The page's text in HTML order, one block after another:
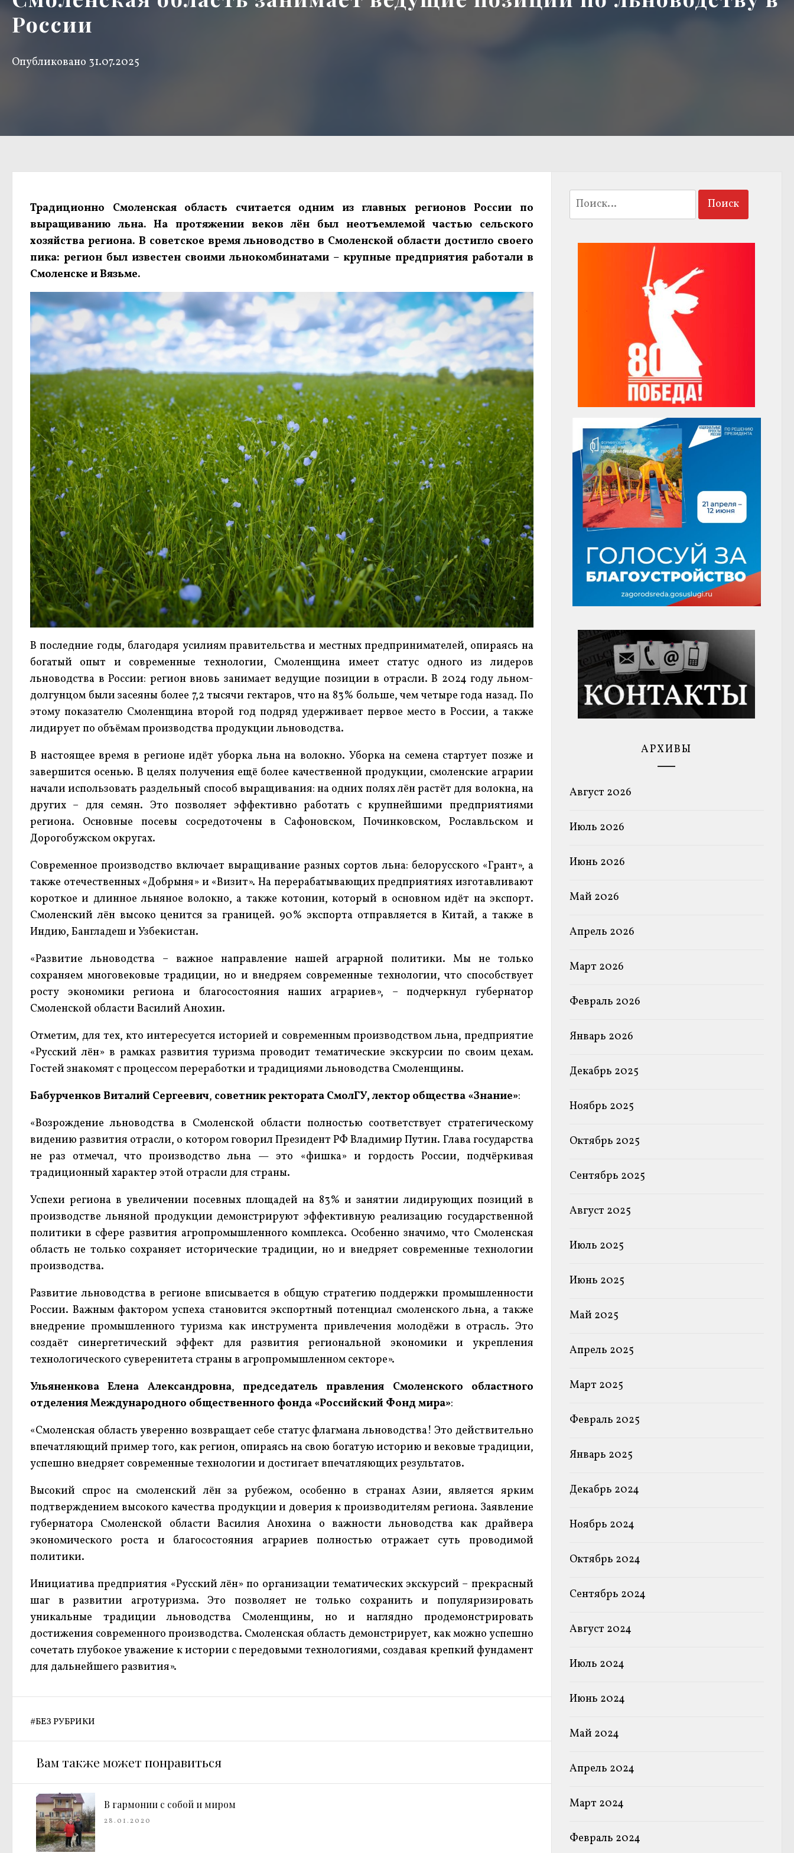
России
Опубликовано 31.07.2025
Традиционно Смоленская область считается одним из главных регионов России по
выращиванию льна. На протяжении веков лён был неотъемлемой частью сельского
хозяйства региона. В советское время льноводство в Смоленской области достигло своего
пика: регион был известен своими льнокомбинатами – крупные предприятия работали в
Смоленске и Вязьме.
В последние годы, благодаря усилиям правительства и местных предпринимателей, опираясь на
богатый опыт и современные технологии, Смоленщина имеет статус одного из лидеров
льноводства в России: регион вновь занимает ведущие позиции в отрасли. В 2024 году льном-
долгунцом были засеяны более 7,2 тысячи гектаров, что на 83% больше, чем четыре года назад. По
этому показателю Смоленщина второй год подряд удерживает первое место в России, а также
лидирует по объёмам производства продукции льноводства.
В настоящее время в регионе идёт уборка льна на волокно. Уборка на семена стартует позже и
завершится осенью. В целях получения ещё более качественной продукции, смоленские аграрии
начали использовать раздельный способ выращивания: на одних полях лён растёт для волокна, на
других – для семян. Это позволяет эффективно работать с крупнейшими предприятиями
региона. Основные посевы сосредоточены в Сафоновском, Починковском, Рославльском и
Дорогобужском округах.
Современное производство включает выращивание разных сортов льна: белорусского «Грант», а
также отечественных «Добрыня» и «Визит». На перерабатывающих предприятиях изготавливают
короткое и длинное льняное волокно, а также котонин, который в основном идёт на экспорт.
Смоленский лён высоко ценится за границей. 90% экспорта отправляется в Китай, а также в
Индию, Бангладеш и Узбекистан.
«Развитие льноводства – важное направление нашей аграрной политики. Мы не только
сохраняем многовековые традиции, но и внедряем современные технологии, что способствует
росту экономики региона и благосостояния наших аграриев», – подчеркнул губернатор
Смоленской области Василий Анохин.
Отметим, для тех, кто интересуется историей и современным производством льна, предприятие
«Русский лён» в рамках развития туризма проводит тематические экскурсии по своим цехам.
Гостей знакомят с процессом переработки и традициями льноводства Смоленщины.
Бабурченков Виталий Сергеевич, советник ректората СмолГУ, лектор общества «Знание»:
«Возрождение льноводства в Смоленской области полностью соответствует стратегическому
видению развития отрасли, о котором говорил Президент РФ Владимир Путин. Глава государства
не раз отмечал, что производство льна — это «фишка» и гордость России, подчёркивая
традиционный характер этой отрасли для страны.
Успехи региона в увеличении посевных площадей на 83% и занятии лидирующих позиций в
производстве льняной продукции демонстрируют эффективную реализацию государственной
политики в сфере развития агропромышленного комплекса. Особенно значимо, что Смоленская
область не только сохраняет исторические традиции, но и внедряет современные технологии
производства.
Развитие льноводства в регионе вписывается в общую стратегию поддержки промышленности
России. Важным фактором успеха становится экспортный потенциал смоленского льна, а также
внедрение промышленного туризма как инструмента привлечения молодёжи в отрасль. Это
создаёт синергетический эффект для развития региональной экономики и укрепления
технологического суверенитета страны в агропромышленном секторе».
Ульяненкова Елена Александровна, председатель правления Смоленского областного
отделения Международного общественного фонда «Российский Фонд мира»:
«Смоленская область уверенно возвращает себе статус флагмана льноводства! Это действительно
впечатляющий пример того, как регион, опираясь на свою богатую историю и вековые традиции,
успешно внедряет современные технологии и достигает впечатляющих результатов.
Высокий спрос на смоленский лён за рубежом, особенно в странах Азии, является ярким
подтверждением высокого качества продукции и доверия к производителям региона. Заявление
губернатора Смоленской области Василия Анохина о важности льноводства как драйвера
экономического роста и благосостояния аграриев полностью отражает суть проводимой
политики.
Инициатива предприятия «Русский лён» по организации тематических экскурсий – прекрасный
шаг в развитии агротуризма. Это позволяет не только сохранить и популяризировать
уникальные традиции льноводства Смоленщины, но и наглядно продемонстрировать
достижения современного производства. Смоленская область демонстрирует, как можно успешно
сочетать глубокое уважение к истории с передовыми технологиями, создавая крепкий фундамент
для дальнейшего развития».
#БЕЗ РУБРИКИ
Вам также может понравиться
В гармонии с собой и миром
28.01.2020
Найти:
АРХИВЫ
Август 2026
Июль 2026
Июнь 2026
Май 2026
Апрель 2026
Март 2026
Февраль 2026
Январь 2026
Декабрь 2025
Ноябрь 2025
Октябрь 2025
Сентябрь 2025
Август 2025
Июль 2025
Июнь 2025
Май 2025
Апрель 2025
Март 2025
Февраль 2025
Январь 2025
Декабрь 2024
Ноябрь 2024
Октябрь 2024
Сентябрь 2024
Август 2024
Июль 2024
Июнь 2024
Май 2024
Апрель 2024
Март 2024
Февраль 2024